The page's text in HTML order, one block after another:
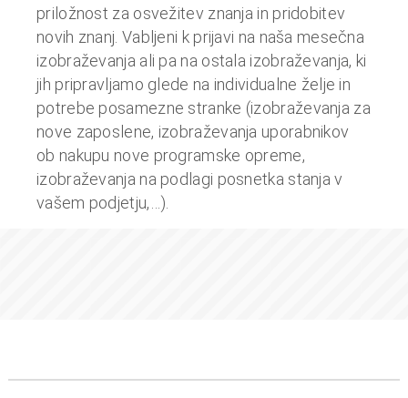
priložnost za osvežitev znanja in pridobitev
novih znanj. Vabljeni k prijavi na naša mesečna
izobraževanja ali pa na ostala izobraževanja, ki
jih pripravljamo glede na individualne želje in
potrebe posamezne stranke (izobraževanja za
nove zaposlene, izobraževanja uporabnikov
ob nakupu nove programske opreme,
izobraževanja na podlagi posnetka stanja v
vašem podjetju,…).